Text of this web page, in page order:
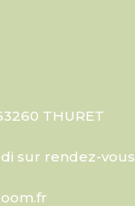
THURET
sur rendez-vous